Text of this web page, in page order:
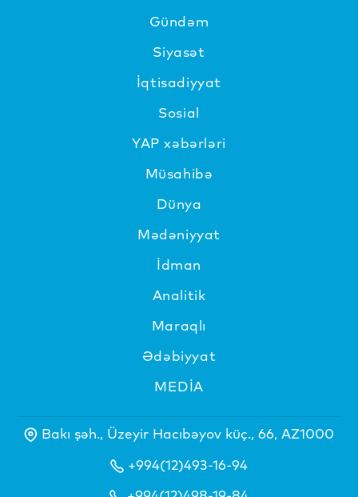
Gündəm
Siyasət
İqtisadiyyat
Sosial
YAP xəbərləri
Müsahibə
Dünya
Mədəniyyat
İdman
Analitik
Maraqlı
Ədəbiyyat
MEDİA
Bakı şəh., Üzeyir Hacıbəyov küç., 66, AZ1000
+994(12)493-16-94